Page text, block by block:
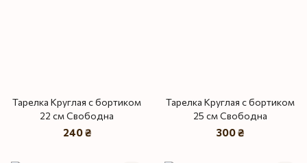
Тарелка Круглая с бортиком
22 см Свободна
240 ₴
Тарелка Круглая с бортиком
25 см Свободна
300 ₴